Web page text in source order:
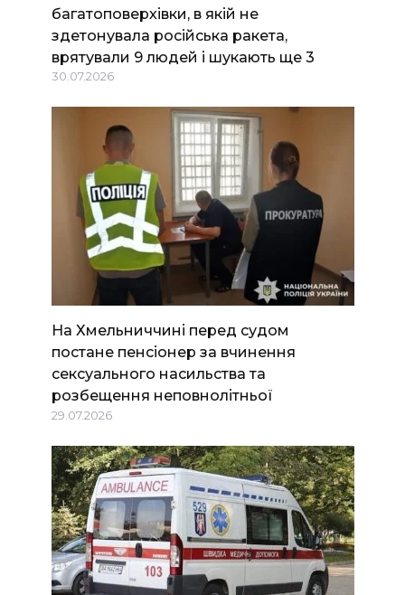
багатоповерхівки, в якій не
здетонувала російська ракета,
врятували 9 людей і шукають ще 3
30.07.2026
На Хмельниччині перед судом
постане пенсіонер за вчинення
сексуального насильства та
розбещення неповнолітньої
29.07.2026